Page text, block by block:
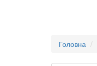
Головна